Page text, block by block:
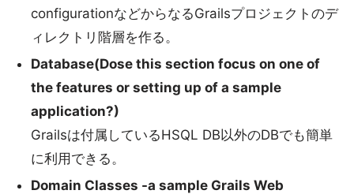
configurationなどからなるGrailsプロジェクトのデ
ィレクトリ階層を作る。
Database(Dose this section focus on one of
the features or setting up of a sample
application?)
Grailsは付属しているHSQL DB以外のDBでも簡単
に利用できる。
Domain Classes -a sample Grails Web